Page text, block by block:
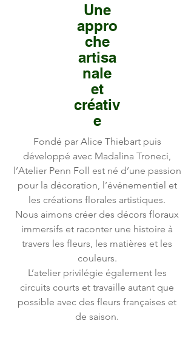
Une
appro
che
artisa
nale
et
créativ
e
Fondé par Alice Thiebart puis
développé avec Madalina Troneci,
l’Atelier Penn Foll est né d’une passion
pour la décoration, l’événementiel et
les créations florales artistiques.
Nous aimons créer des décors floraux
immersifs et raconter une histoire à
travers les fleurs, les matières et les
couleurs.
L’atelier privilégie également les
circuits courts et travaille autant que
possible avec des fleurs françaises et
de saison.